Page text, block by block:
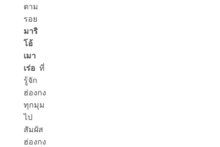
ตาม
รอย
มาริ
โอ้
เมา
เร่อ ที่
รู้จัก
ฮ่องกง
ทุกมุม
ไป
สัมผัส
ฮ่องกง